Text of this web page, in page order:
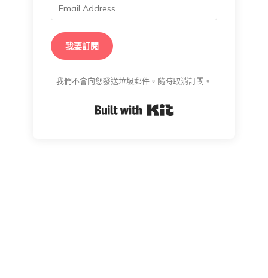
我要訂閱
我們不會向您發送垃圾郵件。隨時取消訂閱。